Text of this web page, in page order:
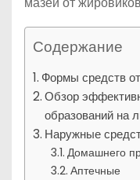
Содержание
Формы средств
Обзор
образований на
Наружные
Домашнего
Аптечные